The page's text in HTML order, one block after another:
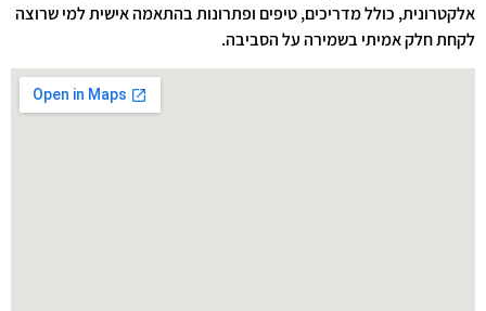
אלקטרונית, כולל מדריכים, טיפים ופתרונות בהתאמה אישית למי שרוצה
לקחת חלק אמיתי בשמירה על הסביבה.